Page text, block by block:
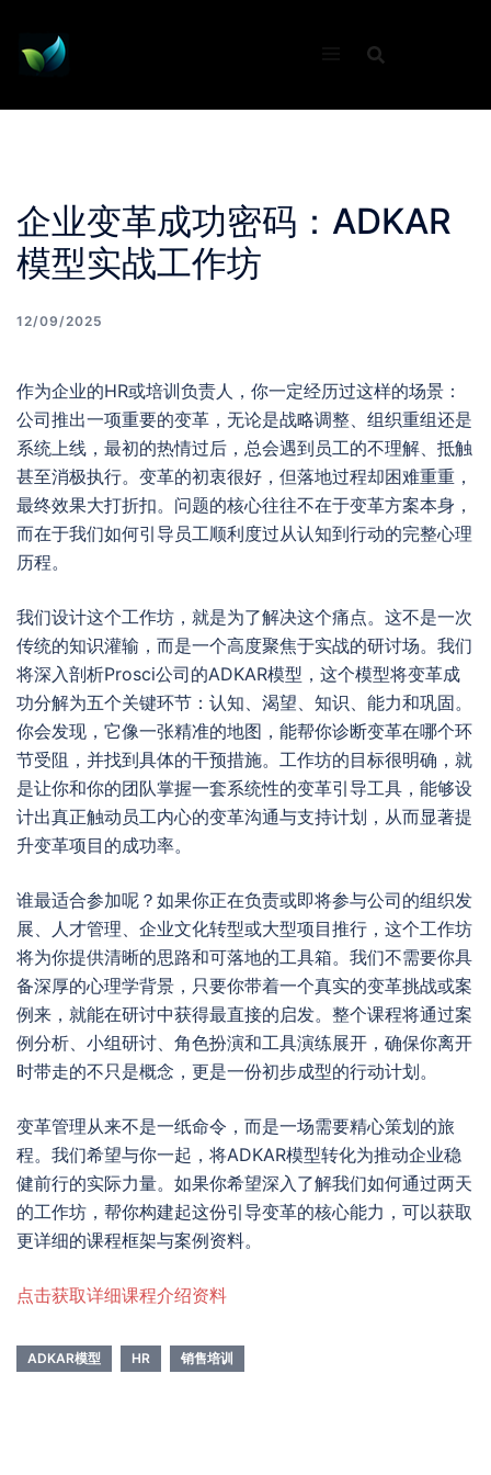
content
企业变革成功密码：ADKAR
模型实战工作坊
12/09/2025
作为企业的HR或培训负责人，你一定经历过这样的场景：
公司推出一项重要的变革，无论是战略调整、组织重组还是
系统上线，最初的热情过后，总会遇到员工的不理解、抵触
甚至消极执行。变革的初衷很好，但落地过程却困难重重，
最终效果大打折扣。问题的核心往往不在于变革方案本身，
而在于我们如何引导员工顺利度过从认知到行动的完整心理
历程。
我们设计这个工作坊，就是为了解决这个痛点。这不是一次
传统的知识灌输，而是一个高度聚焦于实战的研讨场。我们
将深入剖析Prosci公司的ADKAR模型，这个模型将变革成
功分解为五个关键环节：认知、渴望、知识、能力和巩固。
你会发现，它像一张精准的地图，能帮你诊断变革在哪个环
节受阻，并找到具体的干预措施。工作坊的目标很明确，就
是让你和你的团队掌握一套系统性的变革引导工具，能够设
计出真正触动员工内心的变革沟通与支持计划，从而显著提
升变革项目的成功率。
谁最适合参加呢？如果你正在负责或即将参与公司的组织发
展、人才管理、企业文化转型或大型项目推行，这个工作坊
将为你提供清晰的思路和可落地的工具箱。我们不需要你具
备深厚的心理学背景，只要你带着一个真实的变革挑战或案
例来，就能在研讨中获得最直接的启发。整个课程将通过案
例分析、小组研讨、角色扮演和工具演练展开，确保你离开
时带走的不只是概念，更是一份初步成型的行动计划。
变革管理从来不是一纸命令，而是一场需要精心策划的旅
程。我们希望与你一起，将ADKAR模型转化为推动企业稳
健前行的实际力量。如果你希望深入了解我们如何通过两天
的工作坊，帮你构建起这份引导变革的核心能力，可以获取
更详细的课程框架与案例资料。
点击获取详细课程介绍资料
ADKAR模型 HR 销售培训